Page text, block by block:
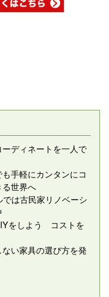
ディネートを一人で
手軽にカンタンにコ
世界へ
は古民家リノベーシ
をしよう コストを
い家具の選び方を発